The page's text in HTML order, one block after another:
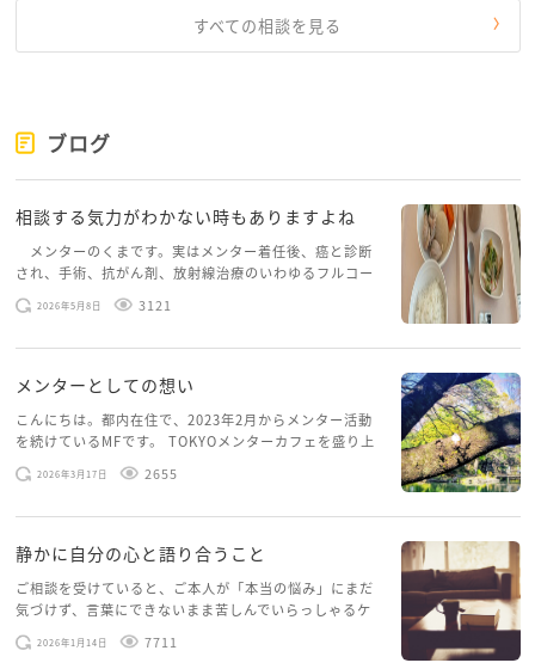
すべての相談を見る
ブログ
相談する気力がわかない時もありますよね
メンターのくまです。実はメンター着任後、癌と診断
され、手術、抗がん剤、放射線治療のいわゆるフルコー
スを体験していて、しばらくメンターカフェに来られて
いませんでした。体力だけでなく、気力も落ちパソコン
2026年5月8日 3121
メンターとしての想い
こんにちは。都内在住で、2023年2月からメンター活動
を続けているMFです。 TOKYOメンターカフェを盛り上
げたいという想いから、勇気を出して初めてブログを投
稿してみようと思います。少し自分のことを書いてみま
2026年3月17日 2655
静かに自分の心と語り合うこと
ご相談を受けていると、ご本人が「本当の悩み」にまだ
気づけず、言葉にできないまま苦しんでいらっしゃるケ
ースがありますお悩みというのは、心の深いところ（深
層心理）に触れることで、まったく違う角度から解決の
2026年1月14日 7711